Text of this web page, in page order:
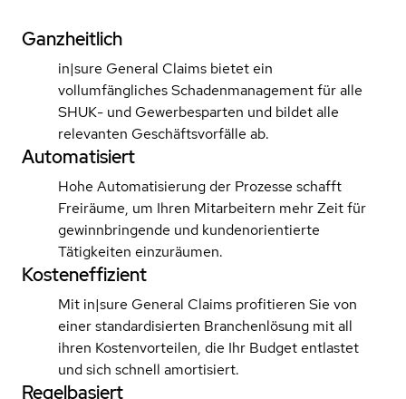
Ganzheitlich
in|sure General Claims bietet ein
vollumfängliches Schadenmanagement für alle
SHUK- und Gewerbesparten und bildet alle
relevanten Geschäftsvorfälle ab.
Automatisiert
Hohe Automatisierung der Prozesse schafft
Freiräume, um Ihren Mitarbeitern mehr Zeit für
gewinnbringende und kundenorientierte
Tätigkeiten einzuräumen.
Kosteneffizient
Mit in|sure General Claims profitieren Sie von
einer standardisierten Branchenlösung mit all
ihren Kostenvorteilen, die Ihr Budget entlastet
und sich schnell amortisiert.
Regelbasiert